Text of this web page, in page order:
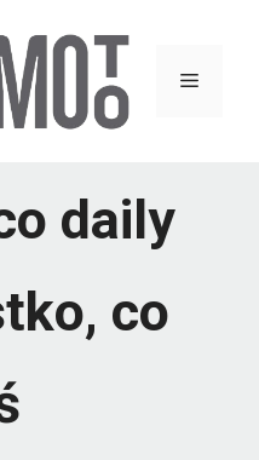
Menu
daily
co